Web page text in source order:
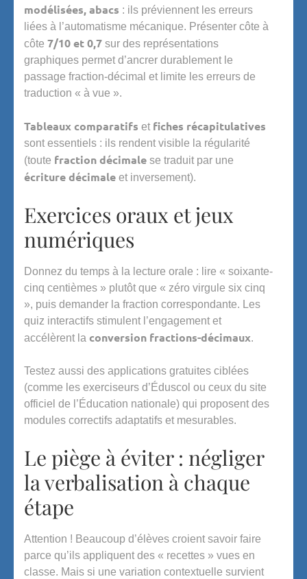
modélisées, abacs : ils préviennent les erreurs
liées à l’automatisme mécanique. Présenter côte à
côte 7/10 et 0,7 sur des représentations
graphiques permet d’ancrer durablement le
passage fraction-décimal et limite les erreurs de
traduction « à vue ».
Tableaux comparatifs et fiches récapitulatives
sont essentiels : ils rendent visible la régularité
(toute fraction décimale se traduit par une
écriture décimale et inversement).
Exercices oraux et jeux
numériques
Donnez du temps à la lecture orale : lire « soixante-
cinq centièmes » plutôt que « zéro virgule six cinq
», puis demander la fraction correspondante. Les
quiz interactifs stimulent l’engagement et
accélèrent la conversion fractions-décimaux.
Testez aussi des applications gratuites ciblées
(comme les exerciseurs d’Éduscol ou ceux du site
officiel de l’Éducation nationale) qui proposent des
modules correctifs adaptatifs et mesurables.
Le piège à éviter : négliger
la verbalisation à chaque
étape
Attention ! Beaucoup d’élèves croient savoir faire
parce qu’ils appliquent des « recettes » vues en
classe. Mais si une variation contextuelle survient